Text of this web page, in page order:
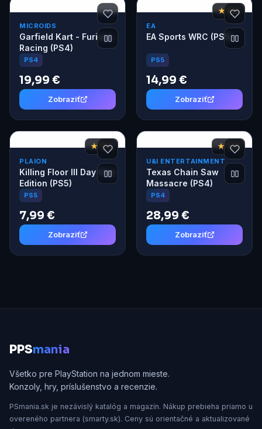
MICROIDS
Garfield Kart - Furious
Racing (PS4)
PS4
19,99 €
Zobraziť
★ 8,3
EA
EA Sports WRC (PS5)
PS5
14,99 €
Zobraziť
★ 7,4
PLAION
Killing Floor III Day One
Edition (PS5)
PS5
7,99 €
Zobraziť
★ 7,6
U&I ENTERTAINMENT
Texas Chain Saw
Massacre (PS4)
PS4
28,99 €
Zobraziť
PPSmania
Všetko pre PlayStation na jednom mieste.
Konzoly, hry, príslušenstvo a recenzie.
PSmania.sk je nezávislý katalóg a magazín. Nákup prebieha priamo u
overeného partnera (smarty.sk). Ceny sú orientačné a aktualizované